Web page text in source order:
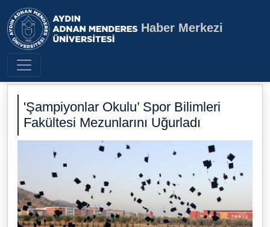
Aydın Adnan Menderes
Haber Merkezi
'Şampiyonlar Okulu’ Spor Bilimleri
Fakültesi Mezunlarını Uğurladı